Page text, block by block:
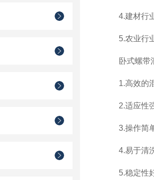
4.建材行业
5.农业行业
卧式螺带
1.高效的混
2.适应性强
3.操作简单
4.易于清洗
5.稳定性好